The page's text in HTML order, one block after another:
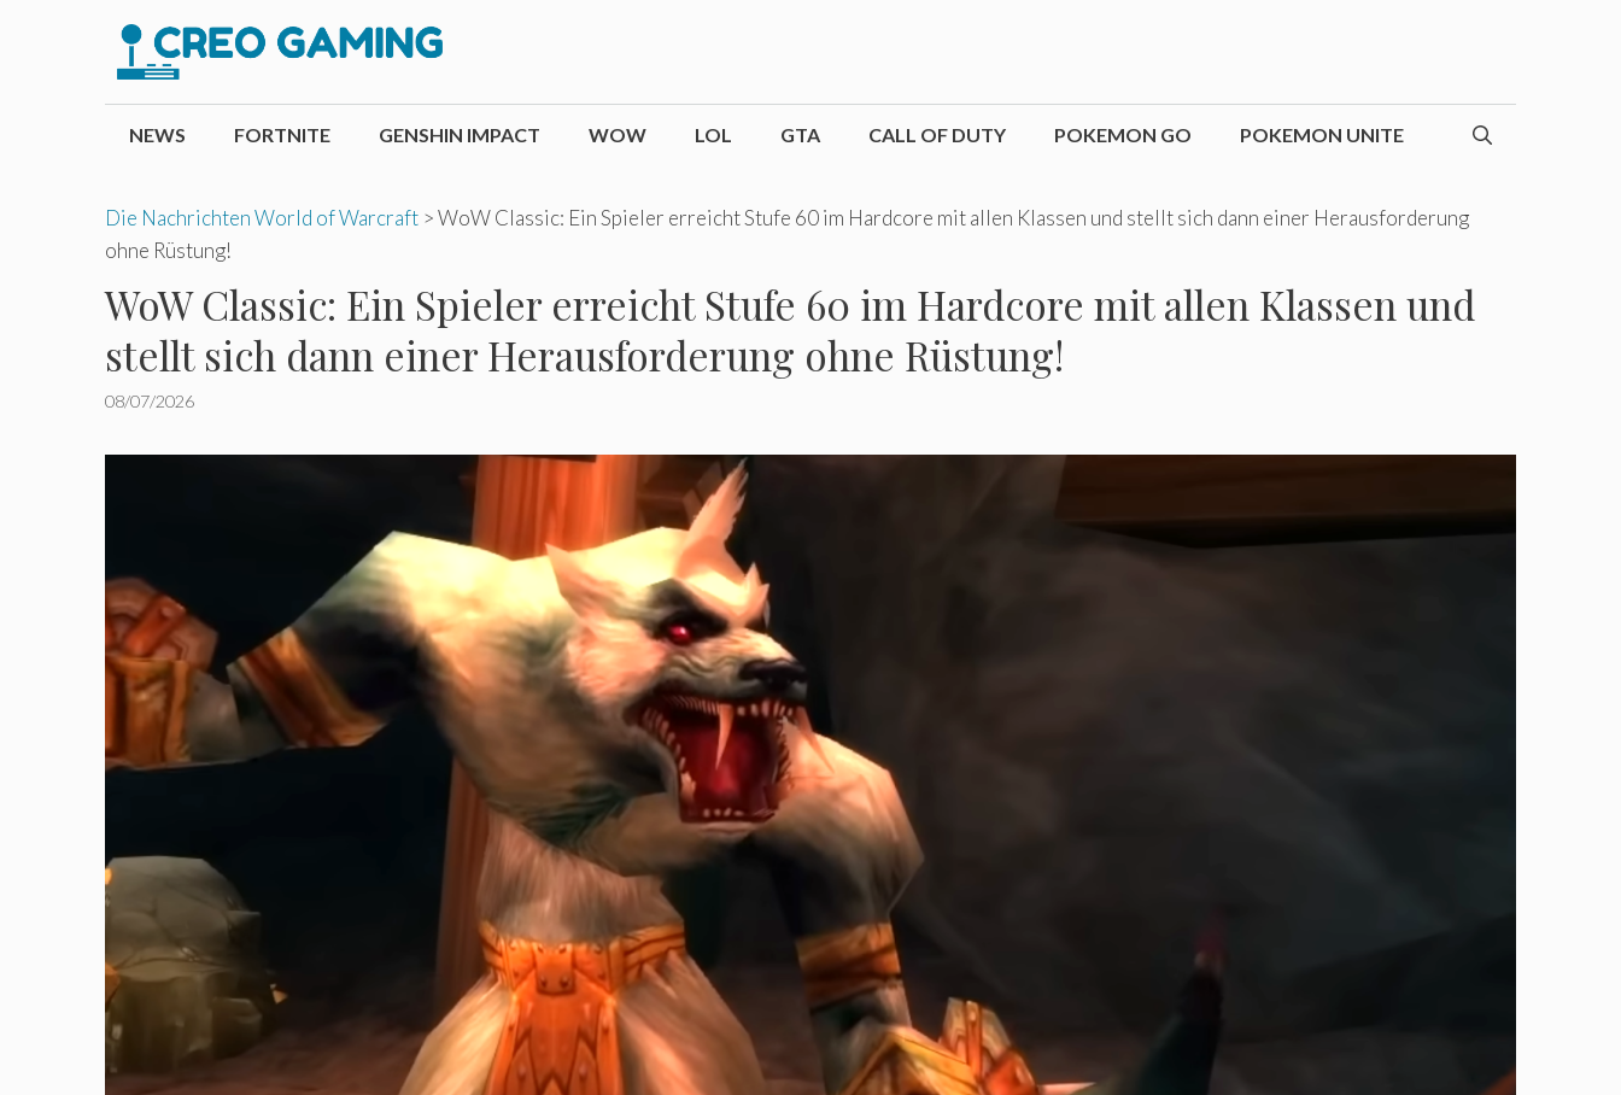
NEWS FORTNITE GENSHIN IMPACT WOW LOL GTA CALL OF DUTY POKEMON GO POKEMON UNITE
Die Nachrichten World of Warcraft >WoW Classic: Ein Spieler erreicht Stufe 60 im Hardcore mit allen Klassen und stellt sich dann einer Herausforderung
ohne Rüstung!
WoW Classic: Ein Spieler erreicht Stufe 60 im Hardcore mit allen Klassen und
stellt sich dann einer Herausforderung ohne Rüstung!
08/07/2026